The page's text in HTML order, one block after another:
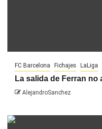
FC Barcelona Fichajes LaLiga
La salida de Ferran no
AlejandroSanchez